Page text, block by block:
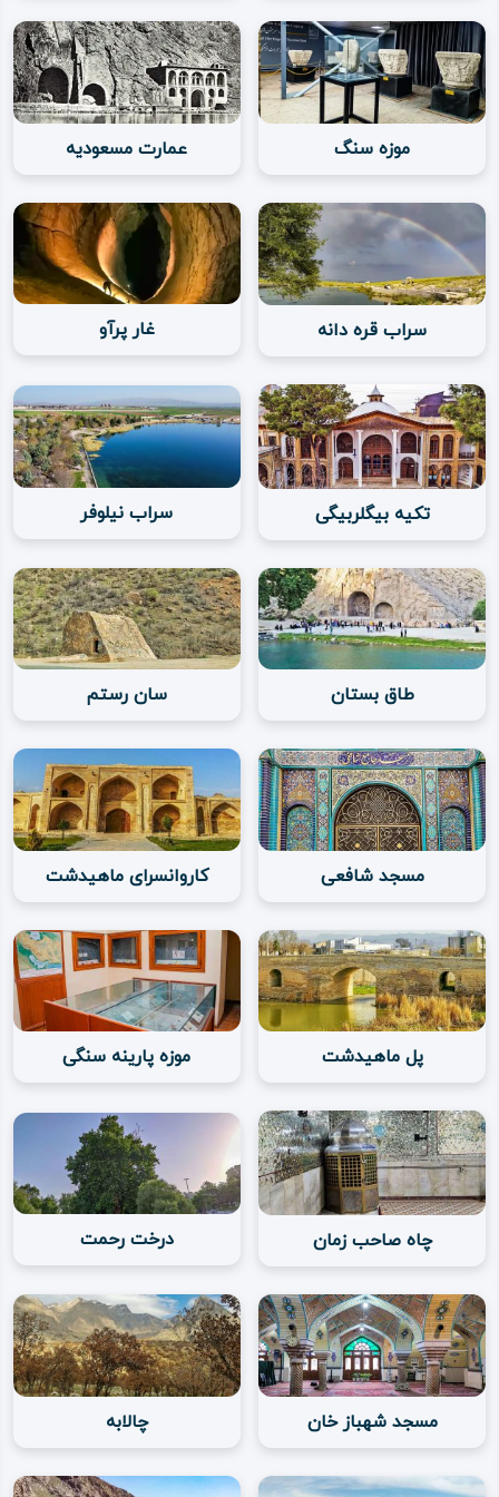
معنای رعیت نسبت می‌دهند که گویی در ادواری از تاریخ، به
معنای «کرمانج‌شار» یا شهر و محل رعایا استفاده می‌شده است.
در زمان‌های بعدی از لفظ‌های «کرمانشاهان» و «باختران» نیز
استفاده می‌شده است.
قدمت شهر کرمانشاه
قدمت تاریخی – ‌فرهنگی شهر کرمانشاه آن را به یکی از
قدیمی‌ترین شهرهای ایران و جهان تبدیل کرده است؛ پیدایش
این شهر، دست‌ کم به سه ‌هزار و پانصد سال پیش ‌از میلاد
می‌رسد، پس عمر زندگی شهری در کرمانشاه به حدود شش‌ هزار
سال می‌رسد.
این شهر در دوره اشکانیان یکی از مراکز متمدن این سلسله
پادشاهی بوده است؛ در دوره ساسانیان، به دلیل آب ‌و هوای
مناسب آن به عنوان دومین اقامتگاه پادشاهان ساسانی و مرکز
البته در افسانه‌های رایج، هم در زبان مردم و هم در افسانه‌های
مکتوب، بنای نخستینِ شهر کرمانشاه را به تهمورث دیوبند،
پادشاه اساطیری و افسانه‌ای سلسله پیشدادیان نسبت داده‌اند.
بنا بر هر تعریف و پیشینه‌ای می‌توان از آثار تاریخی – طبیعی
هم كهنسالی شهر را دريافت.
جاذبه‌های گردشگری و بافت شهر كرمانشاه
آثار و مکان‌های تاریخی و باستانی شهر کرمانشاه به شکل
متعارف به دو دوره پیش ‌از اسلام (باستانی) و پس ‌از اسلام
(تاریخی) تقسیم می‌شوند؛ برخی از آثار باستانی در این شهر
عبارتند از:
غار دو‌‌اشکفت
مجموعه طاق بستان
کتیبه اردشیر
سان رستم
کاروانسرا و پل ماهیدشت
از جمله آثار تاریخی و مکان‌های گردشگری پس‌ از اسلام نیز
می‌توان به این موارد اشاره کرد:
مسجد جامع
مسجد فیض‌ آباد
تکیه معاون‌ الملک
موزه سنگ عمارت مسعودیه
سراب قره دانه غار پرآو
تکیه بیگلربیگی سراب نیلوفر
طاق‌ بستان سان رستم
مسجد شافعی کاروانسرای ماهیدشت
پل ماهیدشت موزه پارینه سنگی
چاه صاحب زمان درخت رحمت
مسجد شهباز خان چالابه